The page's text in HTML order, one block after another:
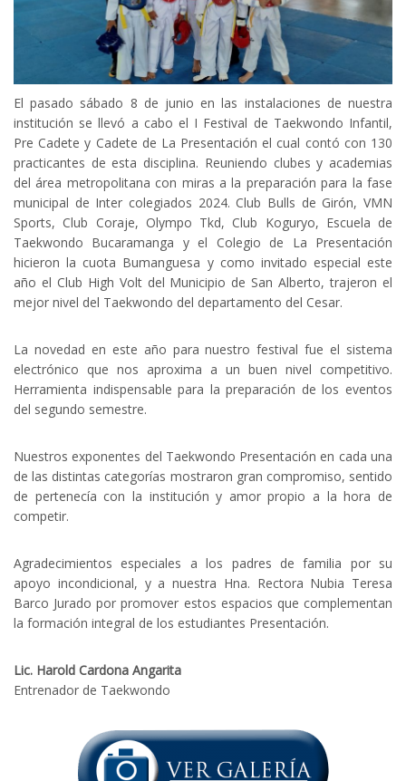
El pasado sábado 8 de junio en las instalaciones de nuestra
institución se llevó a cabo el I Festival de Taekwondo Infantil,
Pre Cadete y Cadete de La Presentación el cual contó con 130
practicantes de esta disciplina. Reuniendo clubes y academias
del área metropolitana con miras a la preparación para la fase
municipal de Inter colegiados 2024. Club Bulls de Girón, VMN
Sports, Club Coraje, Olympo Tkd, Club Koguryo, Escuela de
Taekwondo Bucaramanga y el Colegio de La Presentación
hicieron la cuota Bumanguesa y como invitado especial este
año el Club High Volt del Municipio de San Alberto, trajeron el
mejor nivel del Taekwondo del departamento del Cesar.
La novedad en este año para nuestro festival fue el sistema
electrónico que nos aproxima a un buen nivel competitivo.
Herramienta indispensable para la preparación de los eventos
del segundo semestre.
Nuestros exponentes del Taekwondo Presentación en cada una
de las distintas categorías mostraron gran compromiso, sentido
de pertenecía con la institución y amor propio a la hora de
competir.
Agradecimientos especiales a los padres de familia por su
apoyo incondicional, y a nuestra Hna. Rectora Nubia Teresa
Barco Jurado por promover estos espacios que complementan
la formación integral de los estudiantes Presentación.
Lic. Harold Cardona Angarita
Entrenador de Taekwondo